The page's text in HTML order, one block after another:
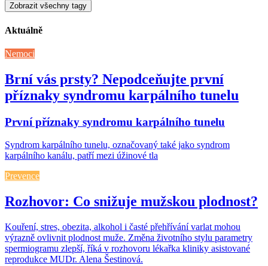
Zobrazit všechny tagy
Aktuálně
Nemoci
Brní vás prsty? Nepodceňujte první
příznaky syndromu karpálního tunelu
První příznaky syndromu karpálního tunelu
Syndrom karpálního tunelu, označovaný také jako syndrom
karpálního kanálu, patří mezi úžinové tla
Prevence
Rozhovor: Co snižuje mužskou plodnost?
Kouření, stres, obezita, alkohol i časté přehřívání varlat mohou
výrazně ovlivnit plodnost muže. Změna životního stylu parametry
spermiogramu zlepší, říká v rozhovoru lékařka kliniky asistované
reprodukce MUDr. Alena Šestinová.